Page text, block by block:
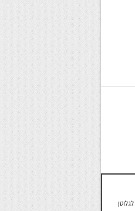
לגלוטן